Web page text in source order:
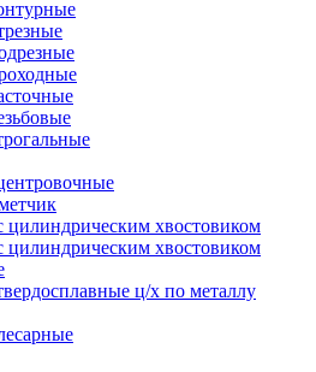
цилиндрическим хвостовиком
цилиндрическим хвостовиком
ц/х по металлу